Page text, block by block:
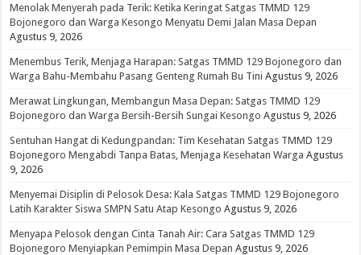
Menolak Menyerah pada Terik: Ketika Keringat Satgas TMMD 129
Bojonegoro dan Warga Kesongo Menyatu Demi Jalan Masa Depan
Agustus 9, 2026
Menembus Terik, Menjaga Harapan: Satgas TMMD 129 Bojonegoro dan
Warga Bahu-Membahu Pasang Genteng Rumah Bu Tini Agustus 9, 2026
Merawat Lingkungan, Membangun Masa Depan: Satgas TMMD 129
Bojonegoro dan Warga Bersih-Bersih Sungai Kesongo Agustus 9, 2026
Sentuhan Hangat di Kedungpandan: Tim Kesehatan Satgas TMMD 129
Bojonegoro Mengabdi Tanpa Batas, Menjaga Kesehatan Warga Agustus
9, 2026
Menyemai Disiplin di Pelosok Desa: Kala Satgas TMMD 129 Bojonegoro
Latih Karakter Siswa SMPN Satu Atap Kesongo Agustus 9, 2026
Menyapa Pelosok dengan Cinta Tanah Air: Cara Satgas TMMD 129
Bojonegoro Menyiapkan Pemimpin Masa Depan Agustus 9, 2026